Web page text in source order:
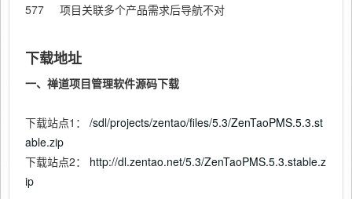
577 项目关联多个产品需求后导航不对
下载地址
一、禅道项目管理软件源码下载
下载站点1： /sdl/projects/zentao/files/5.3/ZenTaoPMS.5.3.st
able.zip
下载站点2： http://dl.zentao.net/5.3/ZenTaoPMS.5.3.stable.z
ip